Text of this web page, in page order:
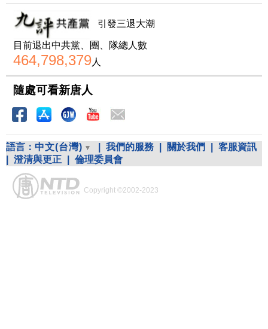
引發三退大潮
目前退出中共黨、團、隊總人數
464,798,379人
隨處可看新唐人
語言： 中文(台灣) 我們的服務 關於我們
客服資訊
澄清與更正 倫理委員會
Copyright ©2002-2023